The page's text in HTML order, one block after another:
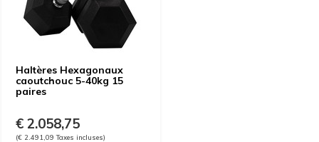
Haltères Hexagonaux
caoutchouc 5-40kg 15
paires
€ 2.058,75
(€ 2.491,09 Taxes incluses)